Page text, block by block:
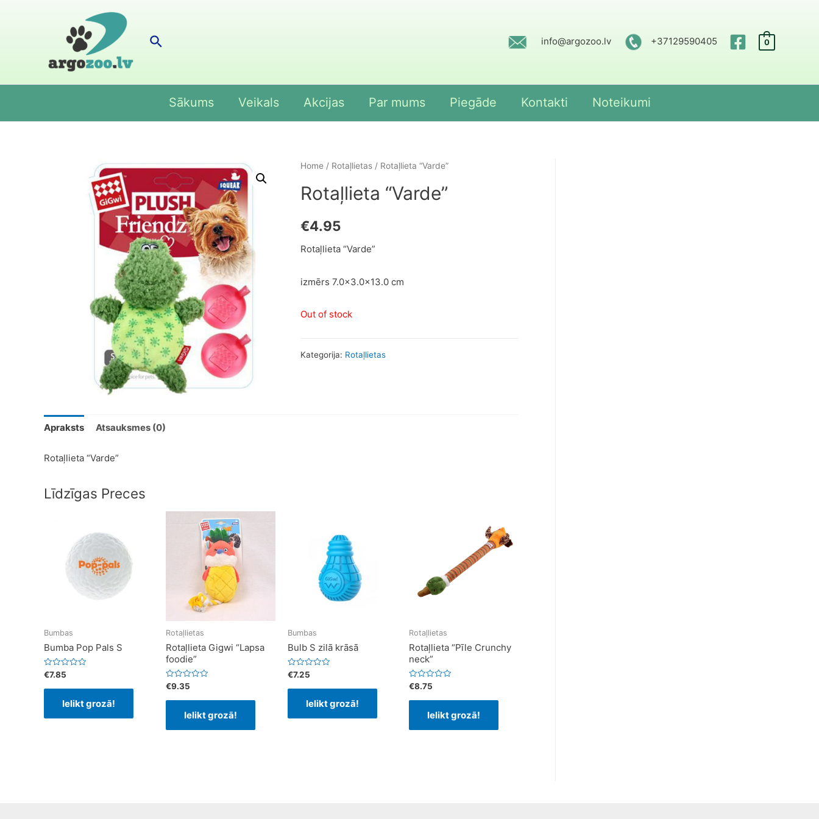
Search info@argozoo.lv +37129590405 0
Sākums Veikals Akcijas Par mums Piegāde Kontakti Noteikumi
Home/ Rotaļlietas/ Rotaļlieta “Varde”
Rotaļlieta “Varde”
€4.95
Rotaļlieta “Varde”
izmērs 7.0×3.0x13.0 cm
Out of stock
Kategorija: Rotaļlietas
Apraksts Atsauksmes (0)
Rotaļlieta “Varde”
Līdzīgas Preces
Bumbas
Bumba Pop Pals S
Rated
out
€7.85
Ielikt grozā!
Rotaļlietas
Rotaļlieta Gigwi “Lapsa
foodie”
Rated
out
€9.35
Ielikt grozā!
Bumbas
Bulb S zilā krāsā
Rated
out
€7.25
Ielikt grozā!
Rotaļlietas
Rotaļlieta “Pīle Crunchy
neck”
Rated
out
€8.75
Ielikt grozā!